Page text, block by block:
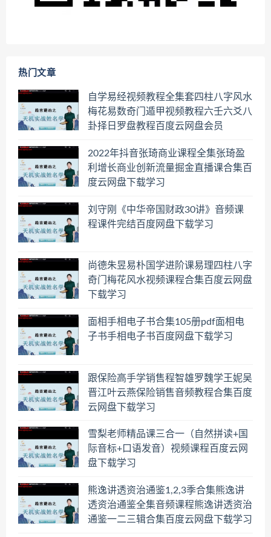
热门文章
自学易经视频教程全集套四柱八字风水
梅花易数奇门遁甲视频教程六壬六爻八
卦择日罗盘教程百度云网盘会员
2022年抖音张琦商业课程全集张琦盈
利增长商业创新流量掘金直播课合集百
度云网盘下载学习
刘守刚《中华帝国财政30讲》音频课
程课件完结百度网盘下载学习
尚德朱昱易朴国学进阶课易理四柱八字
奇门梅花风水视频课程合集百度云网盘
下载学习
面相手相电子书合集105册pdf面相电
子书手相电子书百度网盘下载学习
跟保险高手学销售程智雄罗魏学王妮吴
晋江叶云燕保险销售音频教程合集百度
云网盘下载学习
雪梨老师精品课三合一（自然拼读+国
际音标+口语发音）视频课程百度云网
盘下载学习
熊逸讲透资治通鉴1,2,3季合集熊逸讲
透资治通鉴全集音频课程熊逸讲透资治
通鉴一二三辑合集百度云网盘下载学习